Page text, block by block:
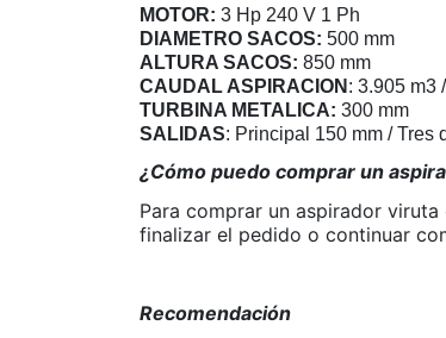
MOTOR: 3 Hp 240 V 1 Ph
DIAMETRO SACOS: 500 mm
ALTURA SACOS: 850 mm
CAUDAL ASPIRACION : 3.905 m3
TURBINA METALICA: 300 mm
SALIDAS: Principal 150 mm / Tres
¿Cómo puedo comprar un
Para comprar un aspirador viruta
finalizar el pedido o continuar
Recomendación